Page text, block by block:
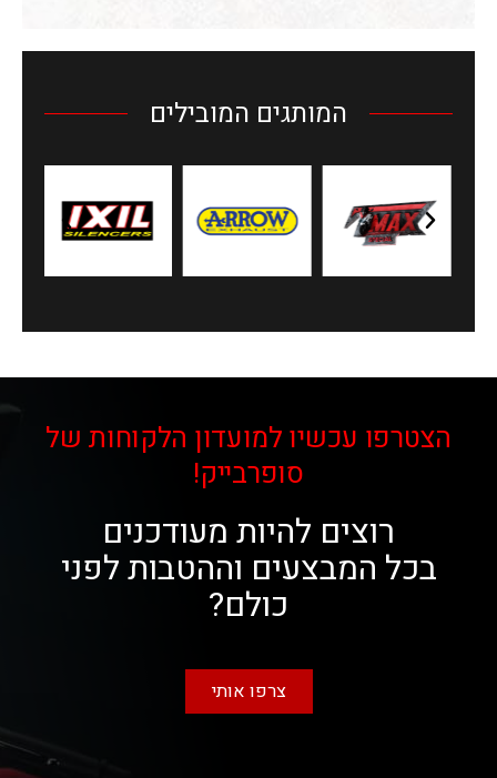
המותגים המובילים
הצטרפו עכשיו למועדון הלקוחות של
סופרבייק!
רוצים להיות מעודכנים
בכל המבצעים וההטבות לפני
כולם?
צרפו אותי